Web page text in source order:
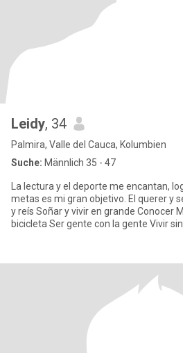
Leidy, 34
Palmira, Valle del Cauca, Kolumbien
Suche: Männlich 35 - 47
La lectura y el deporte me encantan,
metas es mi gran objetivo. El querer y ser querido
y reís Soñar y vivir en grande Conocer Miles de pueblitos Montar
bicicleta Ser gente con la gente Vivir sin